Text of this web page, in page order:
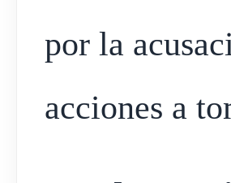
por la
acciones a